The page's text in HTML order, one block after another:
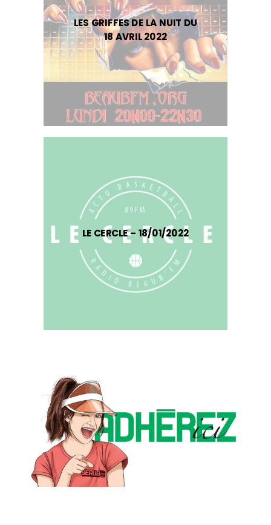
LES GRIFFES DE LA NUIT DU
18 AVRIL 2022
LE CERCLE – 18/01/2022